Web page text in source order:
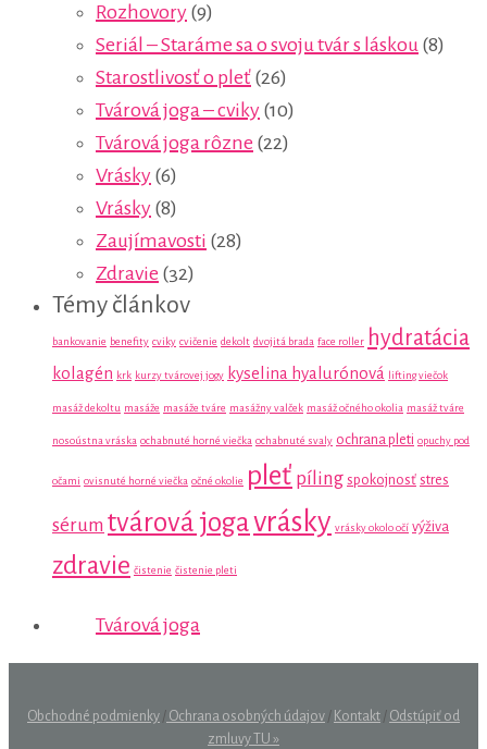
Rozhovory (9)
Seriál – Staráme sa o svoju tvár s láskou (8)
Starostlivosť o pleť (26)
Tvárová joga – cviky (10)
Tvárová joga rôzne (22)
Vrásky (6)
Vrásky (8)
Zaujímavosti (28)
Zdravie (32)
Témy článkov
bankovanie benefity cviky cvičenie dekolt dvojitá brada face roller hydratácia
kolagén krk kurzy tvárovej jogy kyselina hyalurónová lifting viečok
masáž dekoltu masáže masáže tváre masážny valček masáž očného okolia masáž tváre
nosoústna vráska ochabnuté horné viečka ochabnuté svaly ochrana pleti opuchy pod
očami ovisnuté horné viečka očné okolie pleť píling spokojnosť stres
sérum tvárová jogavrásky vrásky okolo očí výživa
zdravie čistenie čistenie pleti
Tvárová joga
Obchodné podmienky / Ochrana osobných údajov / Kontakt / Odstúpiť od
zmluvy TU »